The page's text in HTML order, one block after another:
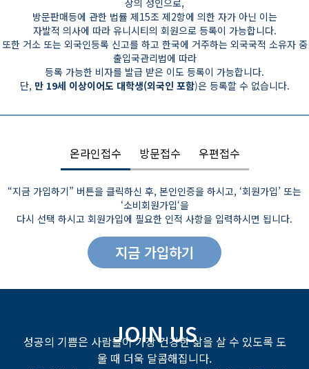
상의 성인으로,
방문판매등에 관한 법률 제15조 제2항에 의한 자가 아닌 이는
자발적 의사에 따라 유니시티의 회원으로 등록이 가능합니다.
또한 거소 또는 외국인등록 신고를 하고 한국에 거주하는 외국국적 소유자 중
출입국관리법에 따라
등록 가능한 비자를 발급 받은 이도 등록이 가능합니다.
단, 만 19세 이상이어도 대학생(외국인 포함)은 등록할 수 없습니다.
온라인접수 방문접수 우편접수
“지금 가입하기” 버튼을 클릭하신 후, 본인인증을 하시고, ‘회원가입’ 또는
‘소비회원가입‘을
다시 선택 하시고 회원가입에 필요한 인적 사항을 입력하시면 됩니다.
지금 가입하기
JOIN US
성공의 기쁨은 사람들이 가장 건강한 삶을 살 수 있도록 도
울 때 더욱 달콤해집니다.